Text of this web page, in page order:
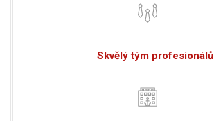
Skvělý tým profesionálů